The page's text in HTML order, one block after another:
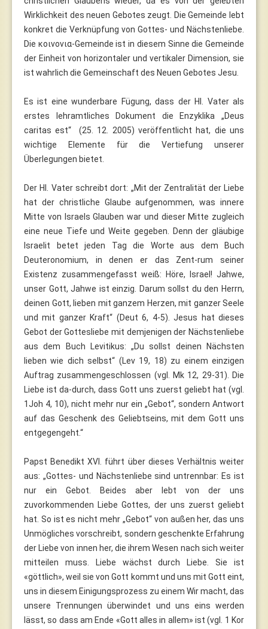
Wirklichkeit des neuen Gebotes zeugt. Die Gemeinde lebt
konkret die Verknüpfung von Gottes- und Nächstenliebe.
Die κοινονια-Gemeinde ist in diesem Sinne die Gemeinde
der Einheit von horizontaler und vertikaler Dimension, sie
ist wahrlich die Gemeinschaft des Neuen Gebotes Jesu.
Es ist eine wunderbare Fügung, dass der Hl. Vater als
erstes lehramtliches Dokument die Enzyklika „Deus
caritas est“ (25. 12. 2005) veröffentlicht hat, die uns
wichtige Elemente für die Vertiefung unserer
Überlegungen bietet.
Der Hl. Vater schreibt dort: „Mit der Zentralität der Liebe
hat der christliche Glaube aufgenommen, was innere
Mitte von Israels Glauben war und dieser Mitte zugleich
eine neue Tiefe und Weite gegeben. Denn der gläubige
Israelit betet jeden Tag die Worte aus dem Buch
Deuteronomium, in denen er das Zent-rum seiner
Existenz zusammengefasst weiß: Höre, Israel! Jahwe,
unser Gott, Jahwe ist einzig. Darum sollst du den Herrn,
deinen Gott, lieben mit ganzem Herzen, mit ganzer Seele
und mit ganzer Kraft“ (Deut 6, 4-5). Jesus hat dieses
Gebot der Gottesliebe mit demjenigen der Nächstenliebe
aus dem Buch Levitikus: „Du sollst deinen Nächsten
lieben wie dich selbst“ (Lev 19, 18) zu einem einzigen
Auftrag zusammengeschlossen (vgl. Mk 12, 29-31). Die
Liebe ist da-durch, dass Gott uns zuerst geliebt hat (vgl.
1Joh 4, 10), nicht mehr nur ein „Gebot“, sondern Antwort
auf das Geschenk des Geliebtseins, mit dem Gott uns
entgegengeht.“
Papst Benedikt XVI. führt über dieses Verhältnis weiter
aus: „Gottes- und Nächstenliebe sind untrennbar: Es ist
nur ein Gebot. Beides aber lebt von der uns
zuvorkommenden Liebe Gottes, der uns zuerst geliebt
hat. So ist es nicht mehr „Gebot“ von außen her, das uns
Unmögliches vorschreibt, sondern geschenkte Erfahrung
der Liebe von innen her, die ihrem Wesen nach sich weiter
mitteilen muss. Liebe wächst durch Liebe. Sie ist
«göttlich», weil sie von Gott kommt und uns mit Gott eint,
uns in diesem Einigungsprozess zu einem Wir macht, das
unsere Trennungen überwindet und uns eins werden
lässt, so dass am Ende «Gott alles in allem» ist (vgl. 1 Kor